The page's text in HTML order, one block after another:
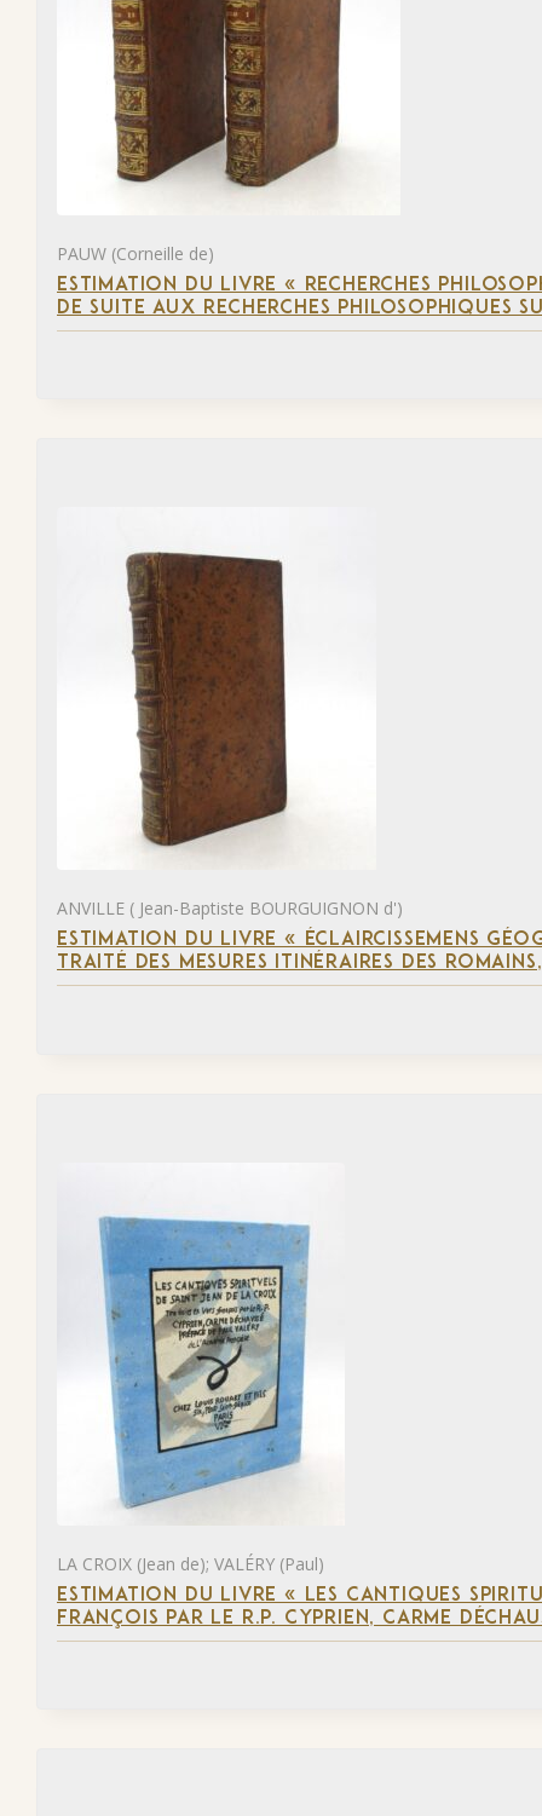
PAUW (Corneille de)
ESTIMATION DU LIVRE « RECHERCHES
DE SUITE AUX RECHERCHES PHILOSOPHIQUES
ANVILLE ( Jean-Baptiste BOURGUIGNON d')
ESTIMATION DU LIVRE « ÉCLAIRCISSEMENS
TRAITÉ DES MESURES ITINÉRAIRES DES
LA CROIX (Jean de); VALÉRY (Paul)
ESTIMATION DU LIVRE « LES CANTIQUES
FRANÇOIS PAR LE R.P. CYPRIEN, CARME